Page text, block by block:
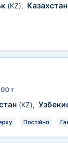
(KZ),
т
(KZ),
Постійно